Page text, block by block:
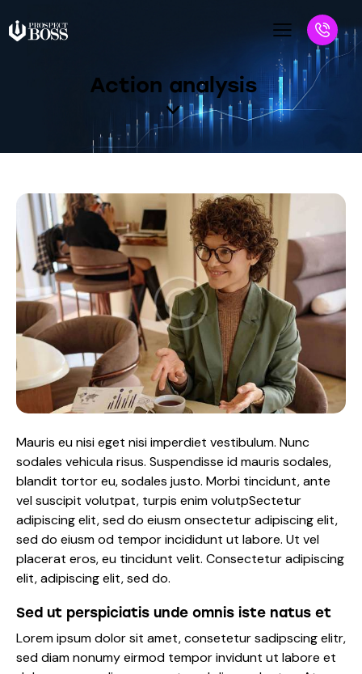
Action analysis
Mauris eu nisi eget nisi imperdiet vestibulum. Nunc
sodales vehicula risus. Suspendisse id mauris sodales,
blandit tortor eu, sodales justo. Morbi tincidunt, ante
vel suscipit volutpat, turpis enim volutpSectetur
adipiscing elit, sed do eiusm onsectetur adipiscing elit,
sed do eiusm od tempor incididunt ut labore. Ut vel
placerat eros, eu tincidunt velit. Consectetur adipiscing
elit, adipiscing elit, sed do.
Sed ut perspiciatis unde omnis iste natus et
Lorem ipsum dolor sit amet, consetetur sadipscing elitr,
sed diam nonumy eirmod tempor invidunt ut labore et